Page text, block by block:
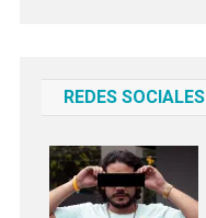
REDES SOCIALES